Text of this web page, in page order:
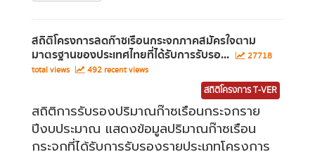
สถิติโครงการลดก๊าซเรือนกระจกภาคสมัครใจตาม
มาตรฐานของประเทศไทยที่ได้รับการรับรอ...
27718
total views
492 recent views
สถิติโครงการ T-VER
สถิติการรับรองปริมาณก๊าซเรือนกระจกราย
ปีงบประมาณ แสดงข้อมูลปริมาณก๊าซเรือน
กระจกที่ได้รับการรับรองรายประเภทโครงการ